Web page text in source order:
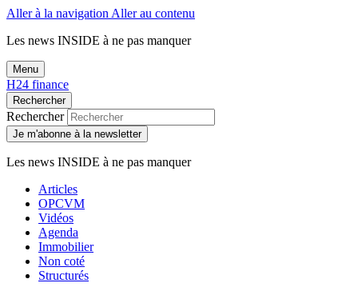
Aller à la navigation Aller au contenu
Les news INSIDE à ne pas manquer
Menu
H24 finance
Rechercher
Rechercher
Je m'abonne à la newsletter
Les news INSIDE à ne pas manquer
Articles
OPCVM
Vidéos
Agenda
Immobilier
Non coté
Structurés